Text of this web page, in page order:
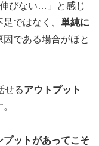
びない…」と感じ
ではなく、 単純に
因である場合がほと
せるアウトプット
プットがあってこそ